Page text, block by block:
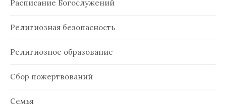
Расписание Богослужений
Религиозная безопасность
Религиозное образование
Сбор пожертвований
Семья